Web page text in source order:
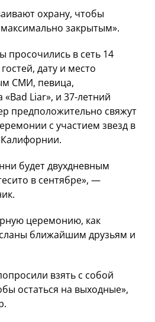
охрану, чтобы
закрытым».
просочились в сеть 14
дату и место
СМИ, певица,
Liar», и 37-летний
предположительно свяжут
с участием звезд в
Калифорнии.
будет двухдневным
в сентябре», —
церемонию, как
ближайшим друзьям и
взять с собой
остаться на выходные»,